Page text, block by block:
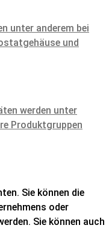
unter anderem bei
und
werden unter
Produktgruppen
Sie können die
oder
Sie können auch